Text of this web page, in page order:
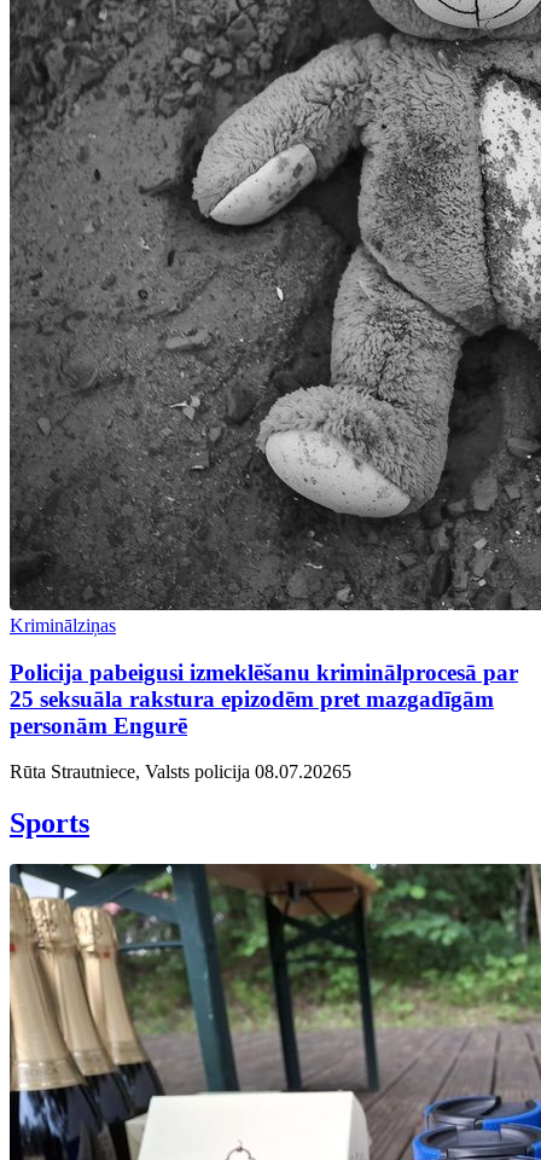
Kriminālziņas
Policija pabeigusi izmeklēšanu kriminālprocesā par
25 seksuāla rakstura epizodēm pret mazgadīgām
personām Engurē
Rūta Strautniece, Valsts policija 08.07.20265
Sports